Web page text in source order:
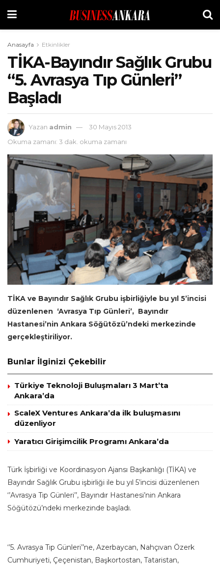
Anasayfa Etkinlikler
TİKA-Bayındır Sağlık Grubu
“5. Avrasya Tıp Günleri”
Başladı
Yazan admin
30 Mayıs 2013
Okuma zamanı: 3 dak. okuma zamanı
TİKA ve Bayındır Sağlık Grubu işbirliğiyle bu yıl 5’incisi
düzenlenen ‘Avrasya Tıp Günleri’, Bayındır
Hastanesi’nin Ankara Söğütözü’ndeki merkezinde
gerçekleştiriliyor.
Bunlar İlginizi Çekebilir
Türkiye Teknoloji Buluşmaları 3 Mart’ta
Ankara’da
ScaleX Ventures Ankara’da ilk buluşmasını
düzenliyor
Yaratıcı Girişimcilik Programı Ankara’da
Türk İşbirliği ve Koordinasyon Ajansı Başkanlığı (TİKA) ve
Bayındır Sağlık Grubu işbirliği ile bu yıl 5’incisi düzenlenen
‘’Avrasya Tıp Günleri’’, Bayındır Hastanesi’nin Ankara
Söğütözü’ndeki merkezinde başladı.
‘’5. Avrasya Tıp Günleri’’ne, Azerbaycan, Nahçıvan Özerk
Cumhuriyeti, Çeçenistan, Başkortostan, Tataristan,